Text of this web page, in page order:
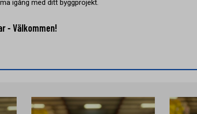
igång med ditt byggprojekt.
- Välkommen!